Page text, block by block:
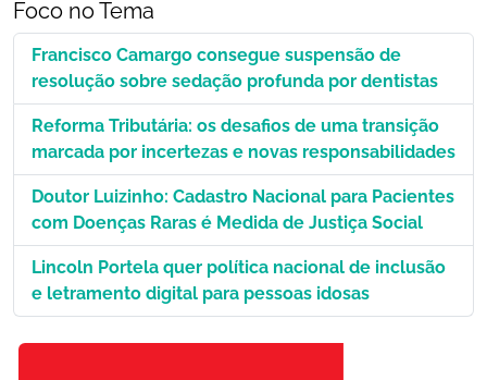
Foco no Tema
Francisco Camargo consegue suspensão de
resolução sobre sedação profunda por dentistas
Reforma Tributária: os desafios de uma transição
marcada por incertezas e novas responsabilidades
Doutor Luizinho: Cadastro Nacional para Pacientes
com Doenças Raras é Medida de Justiça Social
Lincoln Portela quer política nacional de inclusão
e letramento digital para pessoas idosas